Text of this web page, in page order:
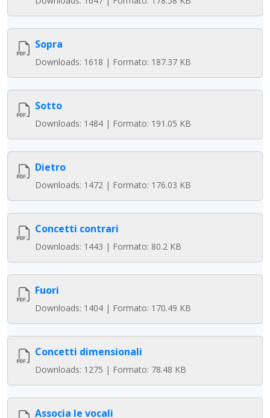
Sopra
Downloads: 1618 | Formato: 187.37 KB
Sotto
Downloads: 1484 | Formato: 191.05 KB
Dietro
Downloads: 1472 | Formato: 176.03 KB
Concetti contrari
Downloads: 1443 | Formato: 80.2 KB
Fuori
Downloads: 1404 | Formato: 170.49 KB
Concetti dimensionali
Downloads: 1275 | Formato: 78.48 KB
Associa le vocali